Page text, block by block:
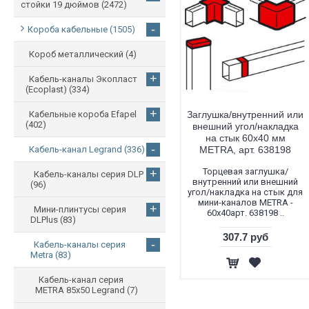
стойки 19 дюймов (2472)
Короба кабельные (1505) -
Короб металлический (4)
Кабель-каналы Экопласт
(Ecoplast) (334)
+
Кабельные короба Efapel
(402)
+
Кабель-канал Legrand (336) -
Кабель-каналы серия DLP
(96)
+
Мини-плинтусы серия
DLPlus (83)
+
Кабель-каналы серия
Metra (83)
-
Кабель-канал серия
METRA 85х50 Legrand (7)
Заглушка/внутренний или
внешний угол/накладка
на стык 60x40 мм
METRA, арт. 638198
Торцевая заглушка/
внутренний или внешний
угол/накладка на стык для
мини-каналов METRA -
60x40арт. 638198 ..
307.7 руб